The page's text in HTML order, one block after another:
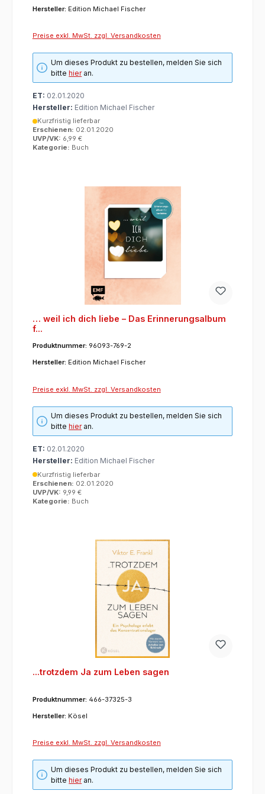
Hersteller: Edition Michael Fischer
Preise exkl. MwSt. zzgl. Versandkosten
Um dieses Produkt zu bestellen, melden Sie sich
bittehieran.
ET: 02.01.2020
Hersteller: Edition Michael Fischer
Kurzfristig lieferbar
Erschienen: 02.01.2020
UVP/VK: 6,99 €
Kategorie: Buch
… weil ich dich liebe – Das Erinnerungsalbum
f...
Produktnummer: 96093-769-2
Hersteller: Edition Michael Fischer
Preise exkl. MwSt. zzgl. Versandkosten
Um dieses Produkt zu bestellen, melden Sie sich
bittehieran.
ET: 02.01.2020
Hersteller: Edition Michael Fischer
Kurzfristig lieferbar
Erschienen: 02.01.2020
UVP/VK: 9,99 €
Kategorie: Buch
...trotzdem Ja zum Leben sagen
Produktnummer: 466-37325-3
Hersteller: Kösel
Preise exkl. MwSt. zzgl. Versandkosten
Um dieses Produkt zu bestellen, melden Sie sich
bittehieran.